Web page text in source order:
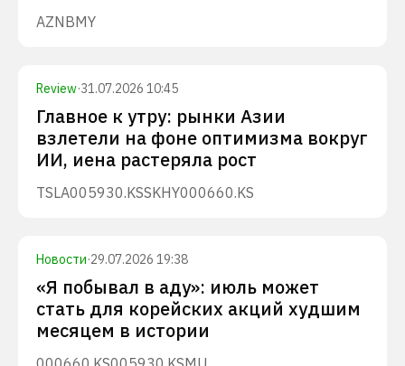
AZNBMY
Review·31.07.2026 10:45
Главное к утру: рынки Азии
взлетели на фоне оптимизма вокруг
ИИ, иена растеряла рост
TSLA005930.KSSKHY000660.KS
Новости·29.07.2026 19:38
«Я побывал в аду»: июль может
стать для корейских акций худшим
месяцем в истории